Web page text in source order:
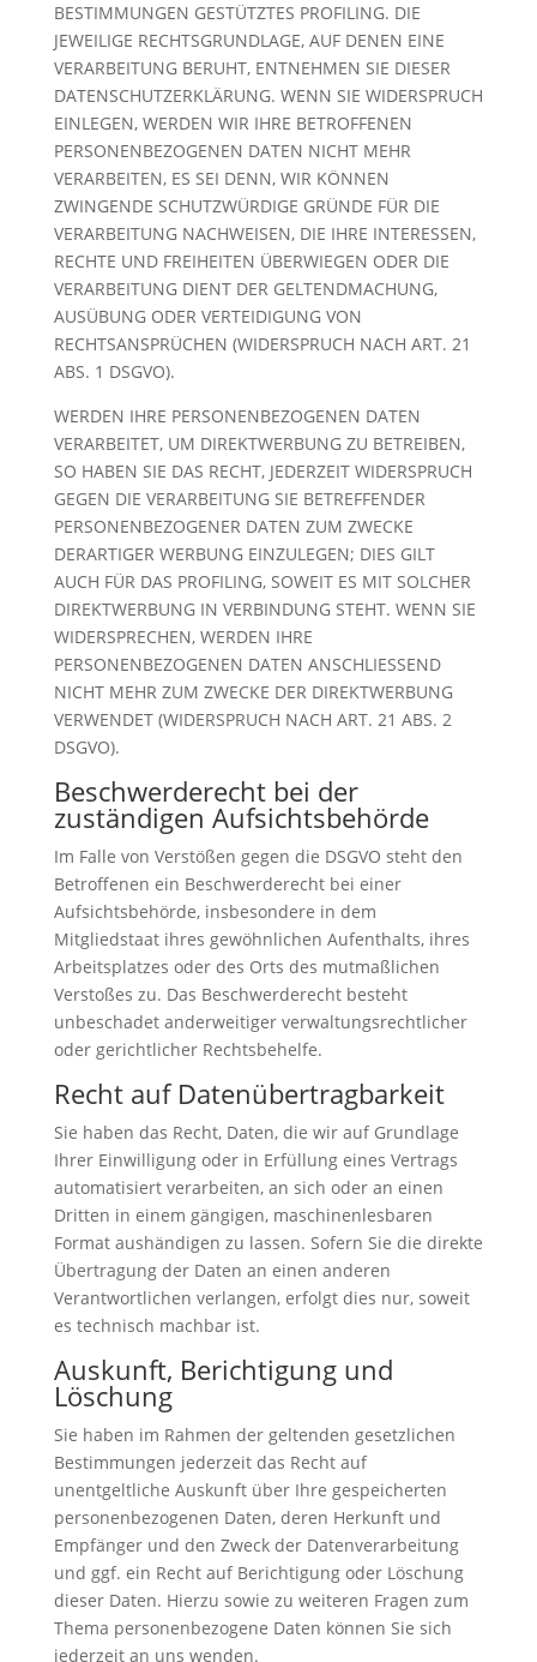
BESTIMMUNGEN GESTÜTZTES PROFILING. DIE
JEWEILIGE RECHTSGRUNDLAGE, AUF DENEN EINE
VERARBEITUNG BERUHT, ENTNEHMEN SIE DIESER
DATENSCHUTZERKLÄRUNG. WENN SIE WIDERSPRUCH
EINLEGEN, WERDEN WIR IHRE BETROFFENEN
PERSONENBEZOGENEN DATEN NICHT MEHR
VERARBEITEN, ES SEI DENN, WIR KÖNNEN
ZWINGENDE SCHUTZWÜRDIGE GRÜNDE FÜR DIE
VERARBEITUNG NACHWEISEN, DIE IHRE INTERESSEN,
RECHTE UND FREIHEITEN ÜBERWIEGEN ODER DIE
VERARBEITUNG DIENT DER GELTENDMACHUNG,
AUSÜBUNG ODER VERTEIDIGUNG VON
RECHTSANSPRÜCHEN (WIDERSPRUCH NACH ART. 21
ABS. 1 DSGVO).
WERDEN IHRE PERSONENBEZOGENEN DATEN
VERARBEITET, UM DIREKTWERBUNG ZU BETREIBEN,
SO HABEN SIE DAS RECHT, JEDERZEIT WIDERSPRUCH
GEGEN DIE VERARBEITUNG SIE BETREFFENDER
PERSONENBEZOGENER DATEN ZUM ZWECKE
DERARTIGER WERBUNG EINZULEGEN; DIES GILT
AUCH FÜR DAS PROFILING, SOWEIT ES MIT SOLCHER
DIREKTWERBUNG IN VERBINDUNG STEHT. WENN SIE
WIDERSPRECHEN, WERDEN IHRE
PERSONENBEZOGENEN DATEN ANSCHLIESSEND
NICHT MEHR ZUM ZWECKE DER DIREKTWERBUNG
VERWENDET (WIDERSPRUCH NACH ART. 21 ABS. 2
DSGVO).
Beschwerde­recht bei der
zuständigen Aufsichts­behörde
Im Falle von Verstößen gegen die DSGVO steht den
Betroffenen ein Beschwerderecht bei einer
Aufsichtsbehörde, insbesondere in dem
Mitgliedstaat ihres gewöhnlichen Aufenthalts, ihres
Arbeitsplatzes oder des Orts des mutmaßlichen
Verstoßes zu. Das Beschwerderecht besteht
unbeschadet anderweitiger verwaltungsrechtlicher
oder gerichtlicher Rechtsbehelfe.
Recht auf Daten­übertrag­barkeit
Sie haben das Recht, Daten, die wir auf Grundlage
Ihrer Einwilligung oder in Erfüllung eines Vertrags
automatisiert verarbeiten, an sich oder an einen
Dritten in einem gängigen, maschinenlesbaren
Format aushändigen zu lassen. Sofern Sie die direkte
Übertragung der Daten an einen anderen
Verantwortlichen verlangen, erfolgt dies nur, soweit
es technisch machbar ist.
Auskunft, Berichtigung und
Löschung
Sie haben im Rahmen der geltenden gesetzlichen
Bestimmungen jederzeit das Recht auf
unentgeltliche Auskunft über Ihre gespeicherten
personenbezogenen Daten, deren Herkunft und
Empfänger und den Zweck der Datenverarbeitung
und ggf. ein Recht auf Berichtigung oder Löschung
dieser Daten. Hierzu sowie zu weiteren Fragen zum
Thema personenbezogene Daten können Sie sich
jederzeit an uns wenden.